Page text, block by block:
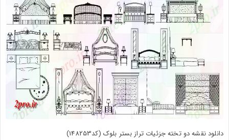
دانلود نقشه دو تخته جزئیات تراز بستر بلوک (کد148253)